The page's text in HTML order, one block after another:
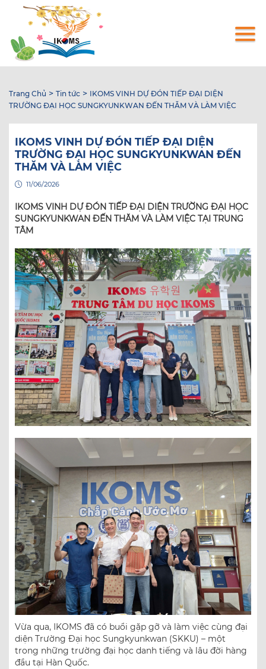
dung
Trang Chủ > Tin tức > IKOMS VINH DỰ ĐÓN TIẾP ĐẠI DIỆN
TRƯỜNG ĐẠI HỌC SUNGKYUNKWAN ĐẾN THĂM VÀ LÀM VIỆC
IKOMS VINH DỰ ĐÓN TIẾP ĐẠI DIỆN
TRƯỜNG ĐẠI HỌC SUNGKYUNKWAN ĐẾN
THĂM VÀ LÀM VIỆC
11/06/2026
IKOMS VINH DỰ ĐÓN TIẾP ĐẠI DIỆN TRƯỜNG ĐẠI HỌC
SUNGKYUNKWAN ĐẾN THĂM VÀ LÀM VIỆC TẠI TRUNG
TÂM
Vừa qua, IKOMS đã có buổi gặp gỡ và làm việc cùng đại
diện Trường Đại học Sungkyunkwan (SKKU) – một
trong những trường đại học danh tiếng và lâu đời hàng
đầu tại Hàn Quốc.